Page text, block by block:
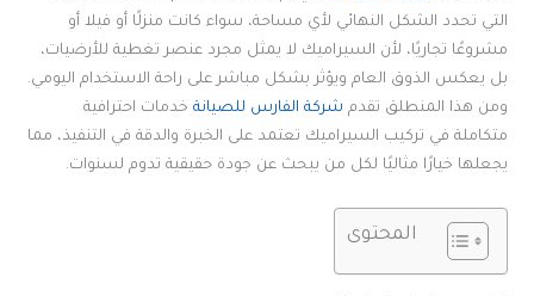
التي تحدد الشكل النهائي لأي مساحة، سواء كانت منزلًا أو فيلا أو
مشروعًا تجاريًا، لأن السيراميك لا يمثل مجرد عنصر تغطية للأرضيات،
بل يعكس الذوق العام ويؤثر بشكل مباشر على راحة الاستخدام اليومي.
ومن هذا المنطلق تقدم شركة الفارس للصيانة خدمات احترافية
متكاملة في تركيب السيراميك تعتمد على الخبرة والدقة في التنفيذ، مما
يجعلها خيارًا مثاليًا لكل من يبحث عن جودة حقيقية تدوم لسنوات.
المحتوى